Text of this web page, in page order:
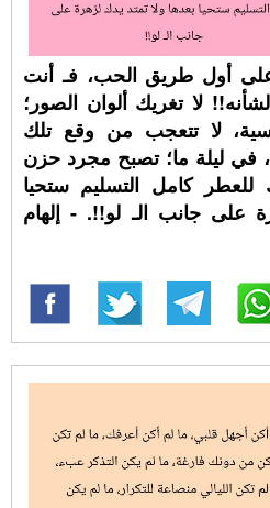
أول طريق الحب، فـ أنت
لا تغريك ألوان الصور؛
لا تتعجب من وقع تلك
في ليلة ما؛ تصبح مجرد حزن
كامل التسليم ستحيا
على جانب الـ لو!!. - إلهام